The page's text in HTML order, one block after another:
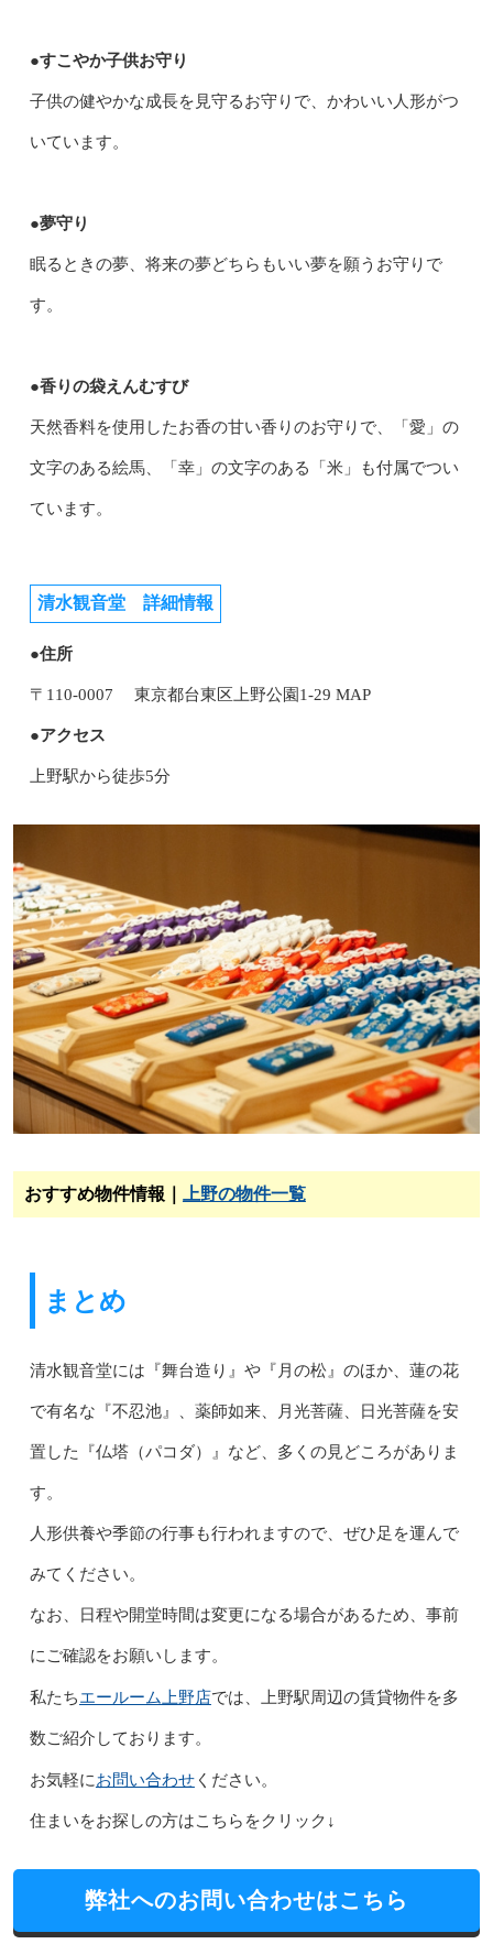
●すこやか子供お守り
子供の健やかな成長を見守るお守りで、かわいい人形がつ
いています。
●夢守り
眠るときの夢、将来の夢どちらもいい夢を願うお守りで
す。
●香りの袋えんむすび
天然香料を使用したお香の甘い香りのお守りで、「愛」の
文字のある絵馬、「幸」の文字のある「米」も付属でつい
ています。
清水観音堂 詳細情報
●住所
〒110-0007 東京都台東区上野公園1-29 MAP
●アクセス
上野駅から徒歩5分
おすすめ物件情報｜ 上野の物件一覧
まとめ
清水観音堂には『舞台造り』や『月の松』のほか、蓮の花
で有名な『不忍池』、薬師如来、月光菩薩、日光菩薩を安
置した『仏塔（パコダ）』など、多くの見どころがありま
す。
人形供養や季節の行事も行われますので、ぜひ足を運んで
みてください。
なお、日程や開堂時間は変更になる場合があるため、事前
にご確認をお願いします。
私たちエールーム上野店では、上野駅周辺の賃貸物件を多
数ご紹介しております。
お気軽にお問い合わせください。
住まいをお探しの方はこちらをクリック↓
弊社へのお問い合わせはこちら